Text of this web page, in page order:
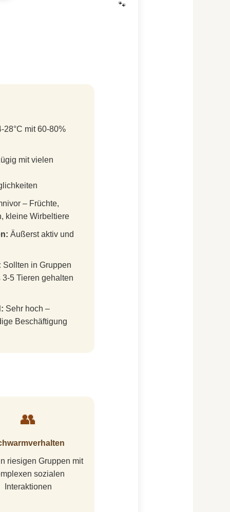
28°C mit 60-80%
mit vielen
– Früchte,
kleine Wirbeltiere
Äußerst aktiv und
Sollten in Gruppen
5 Tieren gehalten
Sehr hoch –
Beschäftigung
👥
riesigen Gruppen mit
sozialen
Interaktionen